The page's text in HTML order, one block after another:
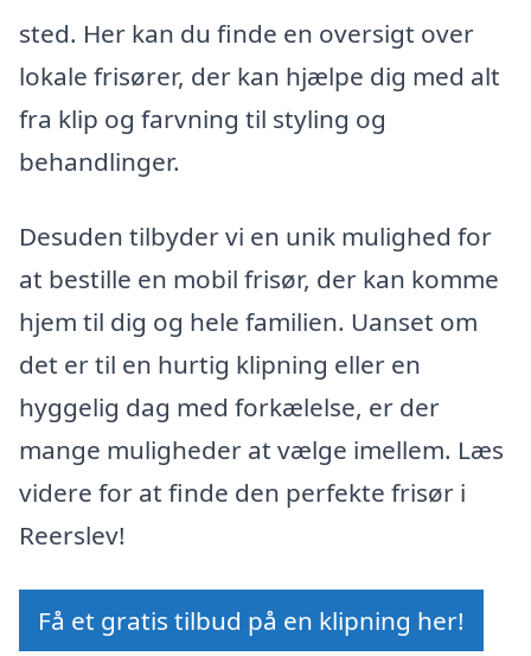
sted. Her kan du finde en oversigt over
lokale frisører, der kan hjælpe dig med alt
fra klip og farvning til styling og
behandlinger.
Desuden tilbyder vi en unik mulighed for
at bestille en mobil frisør, der kan komme
hjem til dig og hele familien. Uanset om
det er til en hurtig klipning eller en
hyggelig dag med forkælelse, er der
mange muligheder at vælge imellem. Læs
videre for at finde den perfekte frisør i
Reerslev!
Få et gratis tilbud på en klipning her!